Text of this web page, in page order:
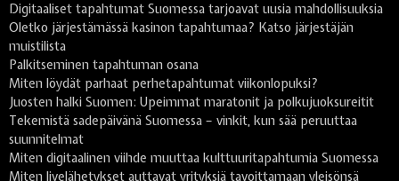
Digitaaliset tapahtumat Suomessa tarjoavat uusia mahdollisuuksia
Oletko järjestämässä kasinon tapahtumaa? Katso järjestäjän
muistilista
Palkitseminen tapahtuman osana
Miten löydät parhaat perhetapahtumat viikonlopuksi?
Juosten halki Suomen: Upeimmat maratonit ja polkujuoksureitit
Tekemistä sadepäivänä Suomessa – vinkit, kun sää peruuttaa
suunnitelmat
Miten digitaalinen viihde muuttaa kulttuuritapahtumia Suomessa
Miten livelähetykset auttavat yrityksiä tavoittamaan yleisönsä